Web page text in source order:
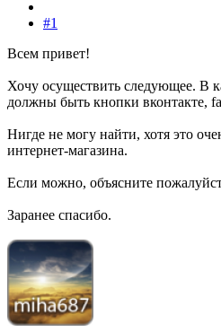
#1
Всем привет!
Хочу осуществить следующее. В
должны быть кнопки вконтакте,
Нигде не могу найти, хотя это
интернет-магазина.
Если можно, объясните
Заранее спасибо.